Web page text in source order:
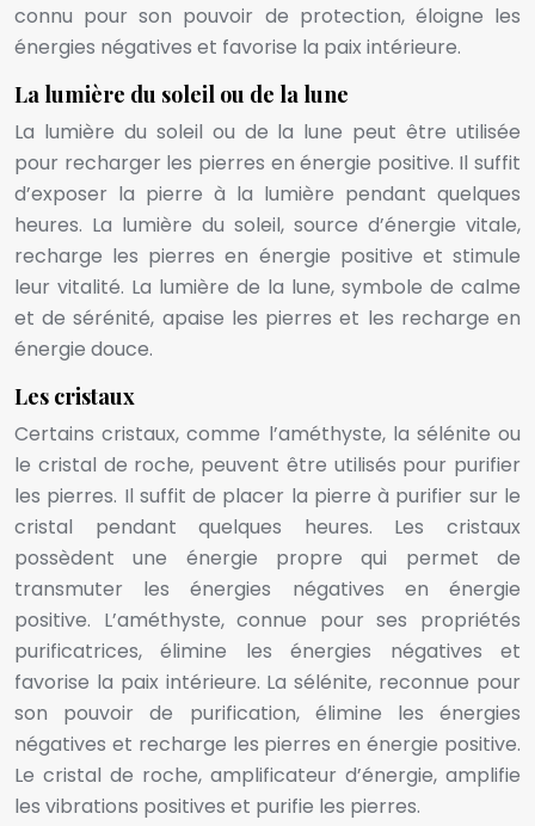
connu pour son pouvoir de protection, éloigne les
énergies négatives et favorise la paix intérieure.
La lumière du soleil ou de la lune
La lumière du soleil ou de la lune peut être utilisée
pour recharger les pierres en énergie positive. Il suffit
d’exposer la pierre à la lumière pendant quelques
heures. La lumière du soleil, source d’énergie vitale,
recharge les pierres en énergie positive et stimule
leur vitalité. La lumière de la lune, symbole de calme
et de sérénité, apaise les pierres et les recharge en
énergie douce.
Les cristaux
Certains cristaux, comme l’améthyste, la sélénite ou
le cristal de roche, peuvent être utilisés pour purifier
les pierres. Il suffit de placer la pierre à purifier sur le
cristal pendant quelques heures. Les cristaux
possèdent une énergie propre qui permet de
transmuter les énergies négatives en énergie
positive. L’améthyste, connue pour ses propriétés
purificatrices, élimine les énergies négatives et
favorise la paix intérieure. La sélénite, reconnue pour
son pouvoir de purification, élimine les énergies
négatives et recharge les pierres en énergie positive.
Le cristal de roche, amplificateur d’énergie, amplifie
les vibrations positives et purifie les pierres.